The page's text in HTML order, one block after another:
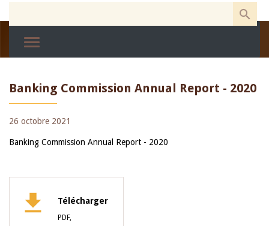
Banking Commission Annual Report - 2020
26 octobre 2021
Banking Commission Annual Report - 2020
Télécharger
PDF,